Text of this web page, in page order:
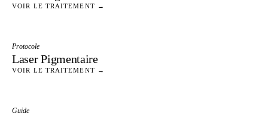
VOIR LE TRAITEMENT →
Protocole
Laser Pigmentaire
VOIR LE TRAITEMENT →
Guide